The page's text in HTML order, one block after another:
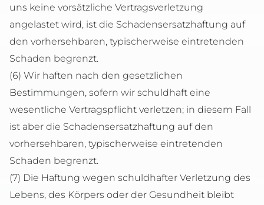
uns keine vorsätzliche Vertragsverletzung
angelastet wird, ist die Schadensersatzhaftung auf
den vorhersehbaren, typischerweise eintretenden
Schaden begrenzt.
(6) Wir haften nach den gesetzlichen
Bestimmungen, sofern wir schuldhaft eine
wesentliche Vertragspflicht verletzen; in diesem Fall
ist aber die Schadensersatzhaftung auf den
vorhersehbaren, typischerweise eintretenden
Schaden begrenzt.
(7) Die Haftung wegen schuldhafter Verletzung des
Lebens, des Körpers oder der Gesundheit bleibt